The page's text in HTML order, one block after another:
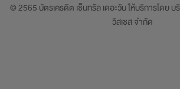
© 2565 บัตรเครดิต เซ็นทรัล เดอะวัน ให้บริการโดยบ
วิสเซส จำกัด